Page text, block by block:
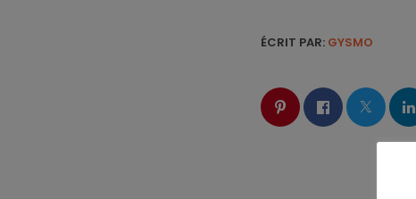
ÉCRIT PAR: GYSMO